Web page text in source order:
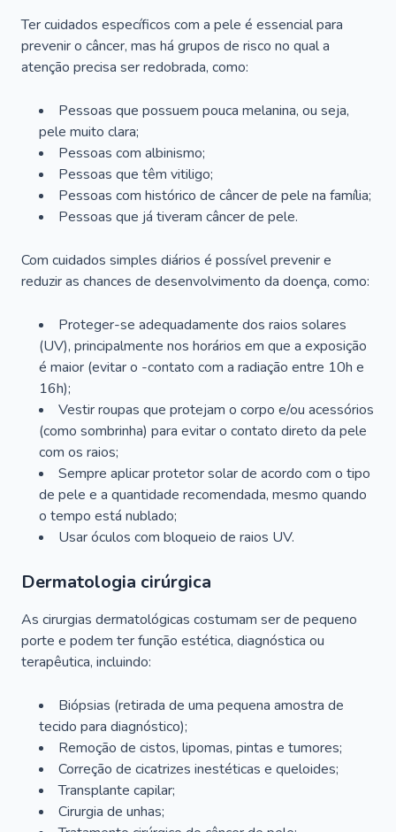
Ter cuidados específicos com a pele é essencial para
prevenir o câncer, mas há grupos de risco no qual a
atenção precisa ser redobrada, como:
Pessoas que possuem pouca melanina, ou seja,
pele muito clara;
Pessoas com albinismo;
Pessoas que têm vitiligo;
Pessoas com histórico de câncer de pele na família;
Pessoas que já tiveram câncer de pele.
Com cuidados simples diários é possível prevenir e
reduzir as chances de desenvolvimento da doença, como:
Proteger-se adequadamente dos raios solares
(UV), principalmente nos horários em que a exposição
é maior (evitar o -contato com a radiação entre 10h e
16h);
Vestir roupas que protejam o corpo e/ou acessórios
(como sombrinha) para evitar o contato direto da pele
com os raios;
Sempre aplicar protetor solar de acordo com o tipo
de pele e a quantidade recomendada, mesmo quando
o tempo está nublado;
Usar óculos com bloqueio de raios UV.
Dermatologia cirúrgica
As cirurgias dermatológicas costumam ser de pequeno
porte e podem ter função estética, diagnóstica ou
terapêutica, incluindo:
Biópsias (retirada de uma pequena amostra de
tecido para diagnóstico);
Remoção de cistos, lipomas, pintas e tumores;
Correção de cicatrizes inestéticas e queloides;
Transplante capilar;
Cirurgia de unhas;